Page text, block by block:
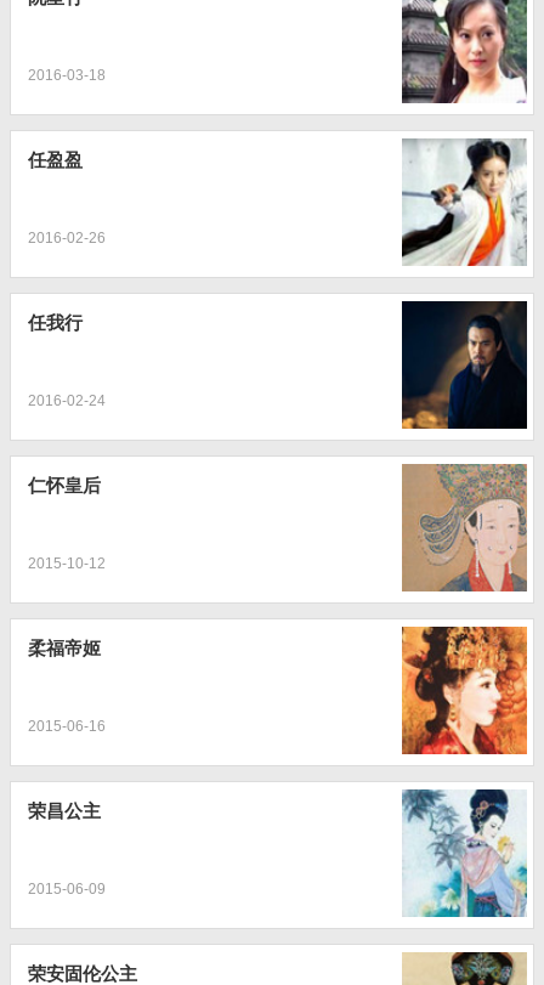
2016-03-18
任盈盈
2016-02-26
任我行
2016-02-24
仁怀皇后
2015-10-12
柔福帝姬
2015-06-16
荣昌公主
2015-06-09
荣安固伦公主